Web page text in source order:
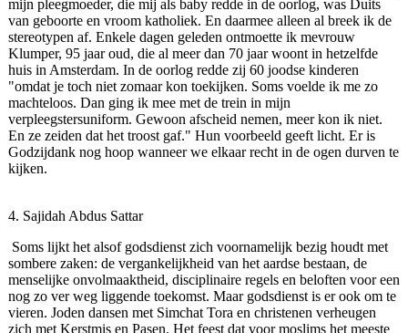
mijn pleegmoeder, die mij als baby redde in de oorlog, was Duits
van geboorte en vroom katholiek. En daarmee alleen al breek ik de
stereotypen af. Enkele dagen geleden ontmoette ik mevrouw
Klumper, 95 jaar oud, die al meer dan 70 jaar woont in hetzelfde
huis in Amsterdam. In de oorlog redde zij 60 joodse kinderen
"omdat je toch niet zomaar kon toekijken. Soms voelde ik me zo
machteloos. Dan ging ik mee met de trein in mijn
verpleegstersuniform. Gewoon afscheid nemen, meer kon ik niet.
En ze zeiden dat het troost gaf." Hun voorbeeld geeft licht. Er is
Godzijdank nog hoop wanneer we elkaar recht in de ogen durven te
kijken.
4. Sajidah Abdus Sattar
Soms lijkt het alsof godsdienst zich voornamelijk bezig houdt met
sombere zaken: de vergankelijkheid van het aardse bestaan, de
menselijke onvolmaaktheid, disciplinaire regels en beloften voor een
nog zo ver weg liggende toekomst. Maar godsdienst is er ook om te
vieren. Joden dansen met Simchat Tora en christenen verheugen
zich met Kerstmis en Pasen. Het feest dat voor moslims het meeste